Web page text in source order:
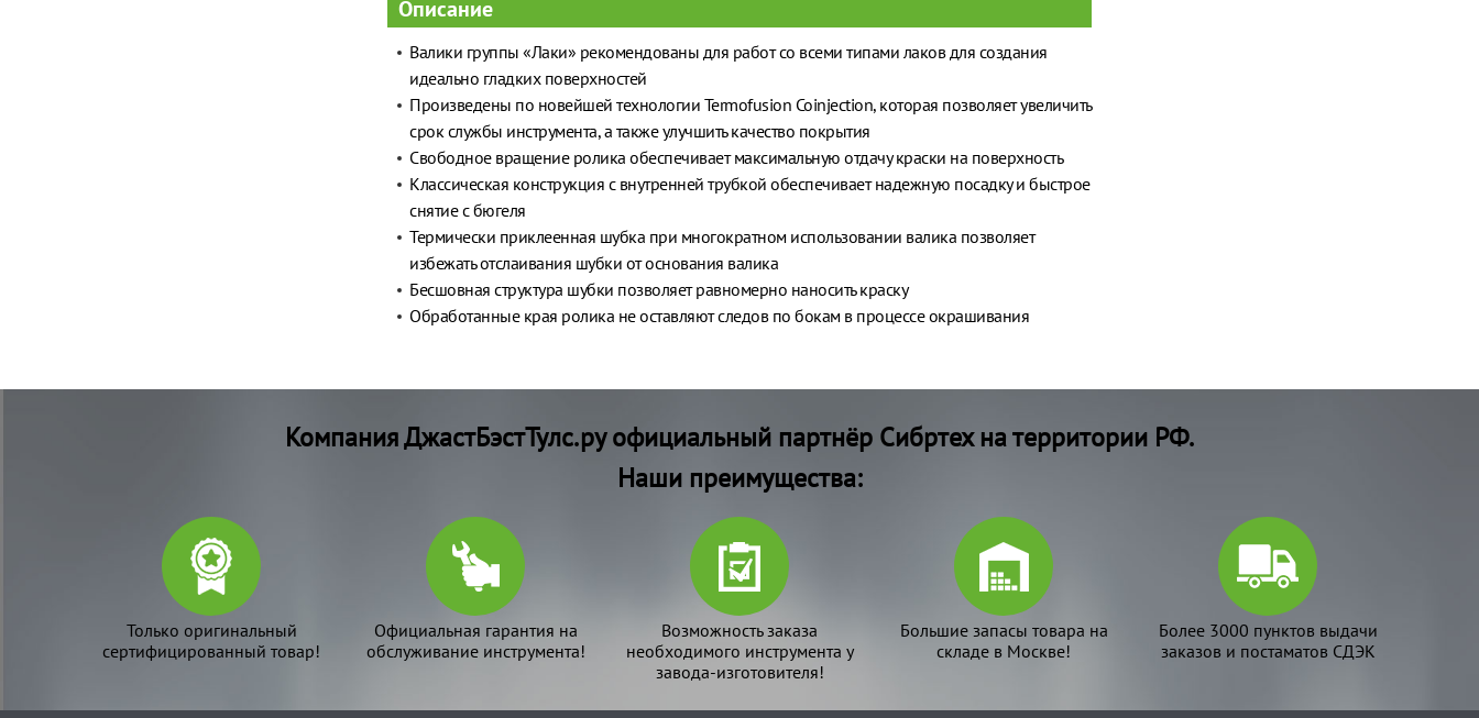
Описание
Валики группы «Лаки» рекомендованы для работ со всеми типами лаков для создания
идеально гладких поверхностей
Произведены по новейшей технологии Termofusion Coinjection, которая позволяет увеличить
срок службы инструмента, а также улучшить качество покрытия
Свободное вращение ролика обеспечивает максимальную отдачу краски на поверхность
Классическая конструкция с внутренней трубкой обеспечивает надежную посадку и быстрое
снятие с бюгеля
Термически приклеенная шубка при многократном использовании валика позволяет
избежать отслаивания шубки от основания валика
Бесшовная структура шубки позволяет равномерно наносить краску
Обработанные края ролика не оставляют следов по бокам в процессе окрашивания
Компания ДжастБэстТулс.ру официальный партнёр Сибртех на территории РФ.
Наши преимущества:
Только оригинальный
сертифицированный товар!
Официальная гарантия на
обслуживание инструмента!
Возможность заказа
необходимого инструмента у
завода-изготовителя!
Большие запасы товара на
складе в Москве!
Более 3000 пунктов выдачи
заказов и постаматов СДЭК